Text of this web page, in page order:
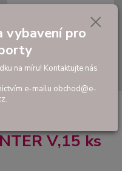
Hledat
0,00 Kč
sady
V,15 ks
vybavení pro
na míru! Kontaktujte nás
e-mailu obchod@e-